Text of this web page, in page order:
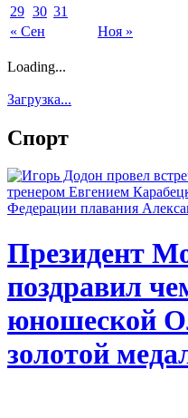
« Сен Ноя »
29 30 31
Loading...
Загрузка...
Спорт
Президент
поздравил
юношеской
золотой